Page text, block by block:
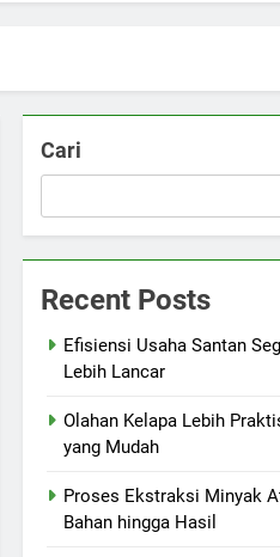
Cari
Recent Posts
Efisiensi Usaha Santan
Lebih Lancar
Olahan Kelapa Lebih
yang Mudah
Proses Ekstraksi Minyak
Bahan hingga Hasil